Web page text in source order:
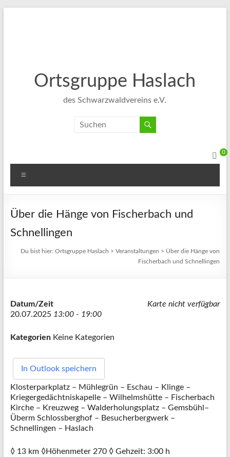
Ortsgruppe Haslach
des Schwarzwaldvereins e.V.
0
Über die Hänge von Fischerbach und
Schnellingen
Du bist hier:Ortsgruppe Haslach >Veranstaltungen > Über die Hänge von
Fischerbach und Schnellingen
Karte nicht verfügbar
Datum/Zeit
20.07.2025 13:00 - 19:00
KategorienKeine Kategorien
In Outlook speichern
Klosterparkplatz – Mühlegrün – Eschau – Klinge –
Kriegergedächtniskapelle – Wilhelmshütte – Fischerbach
Kirche – Kreuzweg – Walderholungsplatz – Gemsbühl–
Überm Schlossberghof – Besucherbergwerk –
Schnellingen – Haslach
◊ 13 km ◊Höhenmeter 270 ◊ Gehzeit: 3:00 h